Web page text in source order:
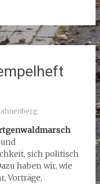
sich politisch
haben wir, wie
Vorträge,